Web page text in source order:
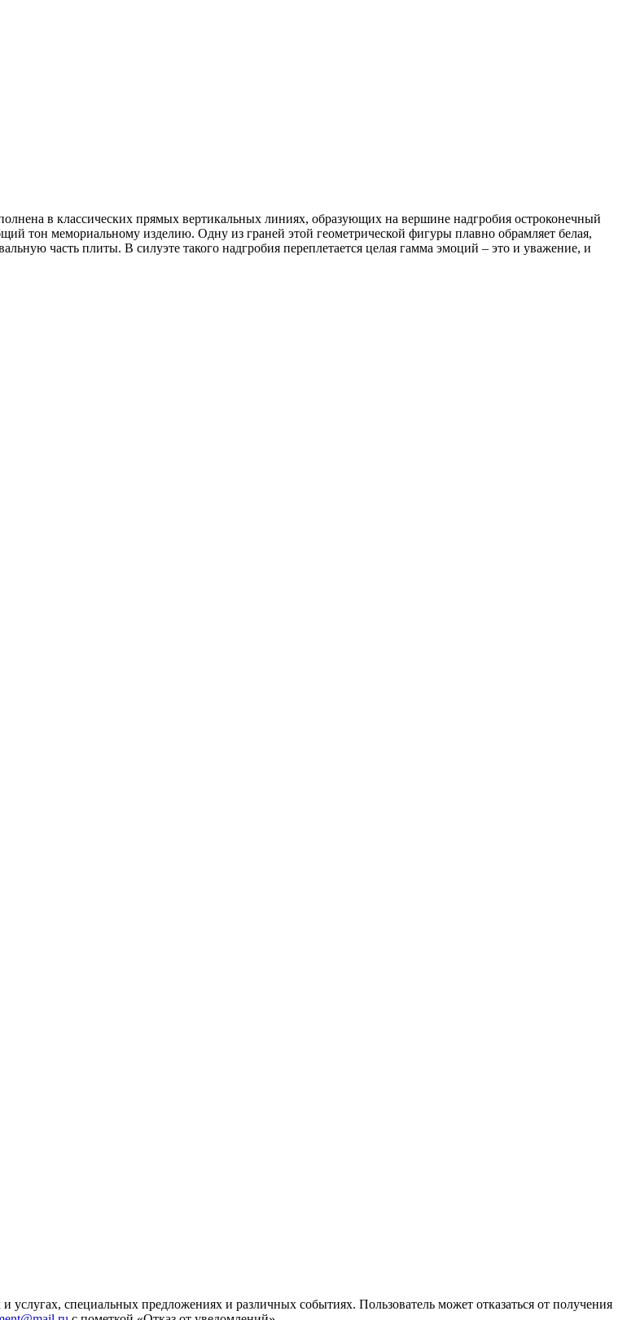
в классических прямых вертикальных линиях, образующих на вершине надгробия остроконечный
тон мемориальному изделию. Одну из граней этой геометрической фигуры плавно обрамляет белая,
часть плиты. В силуэте такого надгробия переплетается целая гамма эмоций – это и уважение, и
специальных предложениях и различных событиях. Пользователь может отказаться от получения